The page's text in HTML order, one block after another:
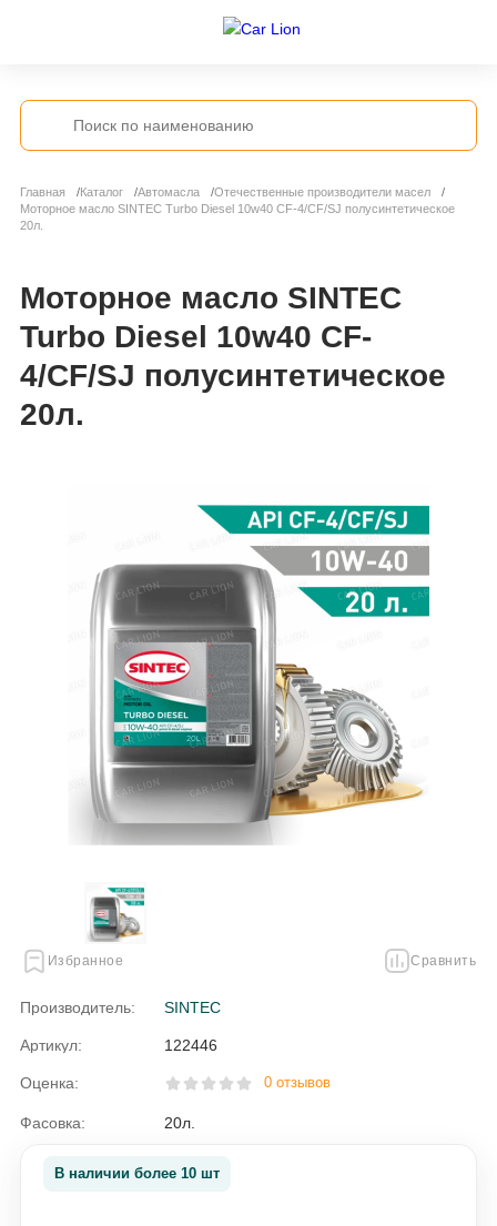
Главная Каталог Автомасла
Отечественные производители масел
Моторное масло SINTEC Turbo Diesel 10w40 CF-4/CF/SJ полусинтетическое
20л.
Моторное масло SINTEC
Turbo Diesel 10w40 CF-
4/CF/SJ полусинтетическое
20л.
Избранное Сравнить
Производитель: SINTEC
Артикул: 122446
Оценка: 0 отзывов
Фасовка: 20л.
В наличии более 10 шт